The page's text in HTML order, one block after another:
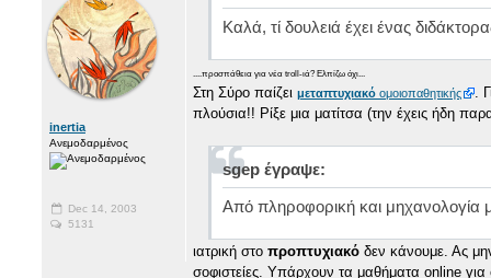
inertia
Ανεμοδαρμένος
Dec 14, 2003
5131
Kαλά, τί δουλειά έχει ένας
....προσπάθεια για νέα troll-ιά? Ελπίζω όχι...
Στη Σύρο παίζει μεταπτυχιακό ομοιοπαθητικής
.
πλούσια!! Ρίξε μια ματίτσα (την έχεις ήδη
sgep έγραψε:
Aπό πληροφορική και μηχανολογία
ιατρική στο προπτυχιακό δεν κάνουμε. Ας
σοφιστείες . Υπάρχουν τα μαθήματα online